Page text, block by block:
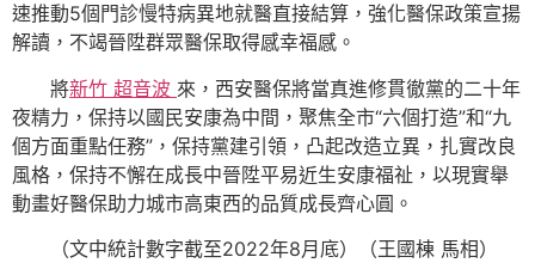
速推動5個門診慢特病異地就醫直接結算，強化醫保政策宣揚
解讀，不竭晉陞群眾醫保取得感幸福感。
將新竹 超音波 來，西安醫保將當真進修貫徹黨的二十年
夜精力，保持以國民安康為中間，聚焦全市“六個打造”和“九
個方面重點任務”，保持黨建引領，凸起改造立異，扎實改良
風格，保持不懈在成長中晉陞平易近生安康福祉，以現實舉
動畫好醫保助力城市高東西的品質成長齊心圓。
（文中統計數字截至2022年8月底）（王國棟 馬相）